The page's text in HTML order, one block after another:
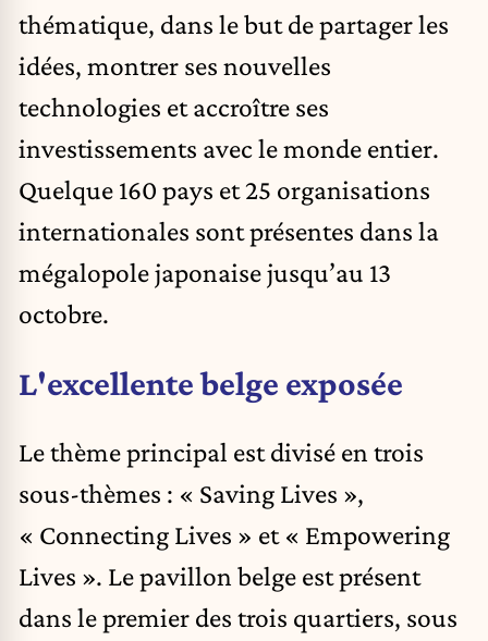
thématique, dans le but de partager les
idées, montrer ses nouvelles
technologies et accroître ses
investissements avec le monde entier.
Quelque 160 pays et 25 organisations
internationales sont présentes dans la
mégalopole japonaise jusqu’au 13
octobre.
L'excellente belge exposée
Le thème principal est divisé en trois
sous-thèmes : « Saving Lives »,
« Connecting Lives » et « Empowering
Lives ». Le pavillon belge est présent
dans le premier des trois quartiers, sous